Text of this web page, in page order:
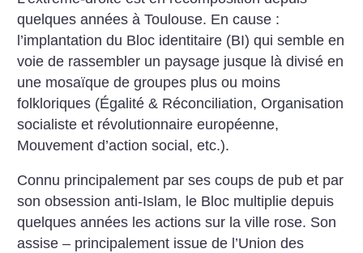
quelques années à Toulouse. En cause :
l’implantation du Bloc identitaire (BI) qui semble en
voie de rassembler un paysage jusque là divisé en
une mosaïque de groupes plus ou moins
folkloriques (Égalité & Réconciliation, Organisation
socialiste et révolutionnaire européenne,
Mouvement d’action social, etc.).
Connu principalement par ses coups de pub et par
son obsession anti-Islam, le Bloc multiplie depuis
quelques années les actions sur la ville rose. Son
assise – principalement issue de l’Union des